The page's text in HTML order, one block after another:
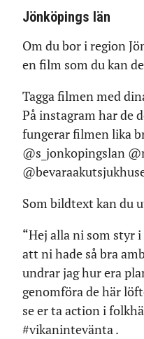
Jönköpings län
Om du bor i region
en film som du kan
Tagga filmen med
På instagram har de
fungerar filmen lika
@s_jonkopingslan
Som bildtext kan du
“Hej alla ni som styr
att ni hade så bra
undrar jag hur era
genomföra de här
se er ta action i
#vikanintevänta .